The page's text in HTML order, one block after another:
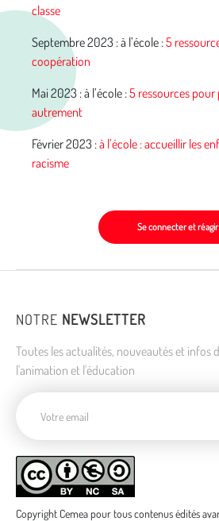
classe
Septembre 2023 : à l’école :5
coopération
Mai 2023 : à l’école :5 ressources pour
autrement
Février 2023 :à l’école : accueillir les
racisme
Se connecter et réagir
NOTRE NEWSLETTER
Toutes les actualités, nouveautés et infos
l'animation et l'éducation
Copyright Cemea pour tous contenus édités